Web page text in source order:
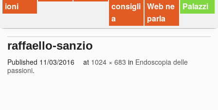
ioni
consigli
a
Web ne
parla
Palazzi
raffaello-sanzio
Published 11/03/2016 at 1024 × 683 in Endoscopia delle
passioni.